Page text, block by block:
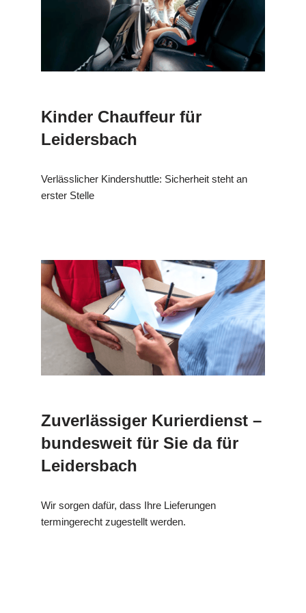
Kinder Chauffeur für
Leidersbach
Verlässlicher Kindershuttle: Sicherheit steht an
erster Stelle
Zuverlässiger Kurierdienst –
bundesweit für Sie da für
Leidersbach
Wir sorgen dafür, dass Ihre Lieferungen
termingerecht zugestellt werden.